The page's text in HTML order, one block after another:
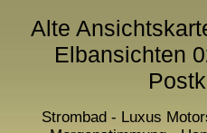
Alte
Elbansichten
Strombad - Luxus